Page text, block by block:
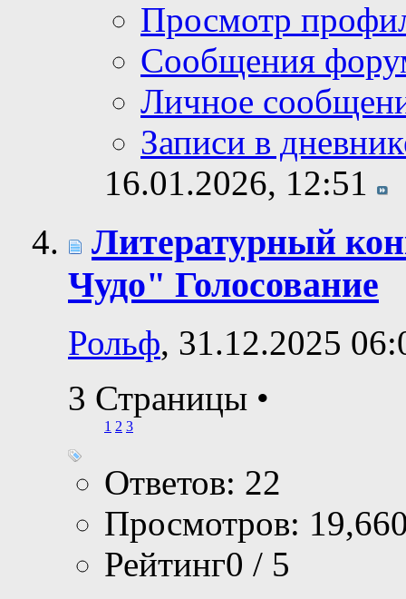
Просмотр
Сообщения
Личное
Записи в
16.01.2026, 12:51
Литературный
Чудо" Голосование
Рольф, 31.12.2025
3 Страницы •
1 2 3
Ответов: 22
Просмотров:
Рейтинг0 / 5